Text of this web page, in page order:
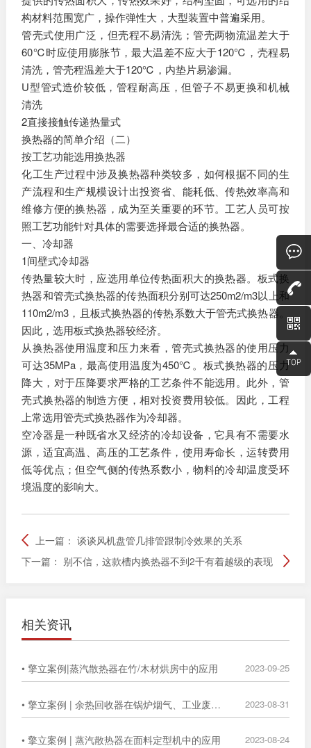
构材料范围宽广，操作弹性大，大型装置中普遍采用。
管壳式使用广泛，但壳程不易清洗；管壳两物流温差大于
60℃时应使用膨胀节，最大温差不应大于120℃，壳程易
清洗，管壳程温差大于120℃，内垫片易渗漏。
U型管式造价较低，管程耐高压，但管子不易更换和机械
清洗
2直接接触传递热量式
换热器的简单介绍（二）
按工艺功能选用换热器
化工生产过程中涉及换热器种类较多，如何根据不同的生
产流程和生产规模设计出投资省、能耗低、传热效率高和
维修方便的换热器，成为至关重要的环节。工艺人员可按
照工艺功能针对具体的需要选择最合适的换热器。
一、冷却器
1间壁式冷却器
传热量较大时，应选用单位传热面积大的换热器。板式换
热器和管壳式换热器的传热面积分别可达250m2/m3以上和
110m2/m3，且板式换热器的传热系数大于管壳式换热器。
因此，选用板式换热器较经济。
从换热器使用温度和压力来看，管壳式换热器的使用压力
可达35MPa，最高使用温度为450℃。板式换热器的压力
降大，对于压降要求严格的工艺条件不能选用。此外，管
壳式换热器的制造方便，相对投资费用较低。因此，工程
上常选用管壳式换热器作为冷却器。
空冷器是一种既省水又经济的冷却设备，它具有不需要水
源，适宜高温、高压的工艺条件，使用寿命长，运转费用
低等优点；但空气侧的传热系数小，物料的冷却温度受环
境温度的影响大。
上一篇： 谈谈风机盘管几排管跟制冷效果的关系
下一篇： 别不信，这款槽内换热器不到2千有着越级的表现
相关资讯
• 擎立案例|蒸汽散热器在竹/木材烘房中的应用 2023-09-25
• 擎立案例 | 余热回收器在锅炉烟气、工业废气中的广泛应用 2023-08-31
• 擎立案例 | 蒸汽散热器在面料定型机中的应用 2023-08-24